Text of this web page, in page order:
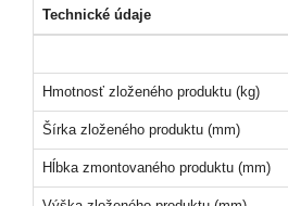
Technické údaje
Hmotnosť zloženého produktu (kg)
Šírka zloženého produktu (mm)
Hĺbka zmontovaného produktu (mm)